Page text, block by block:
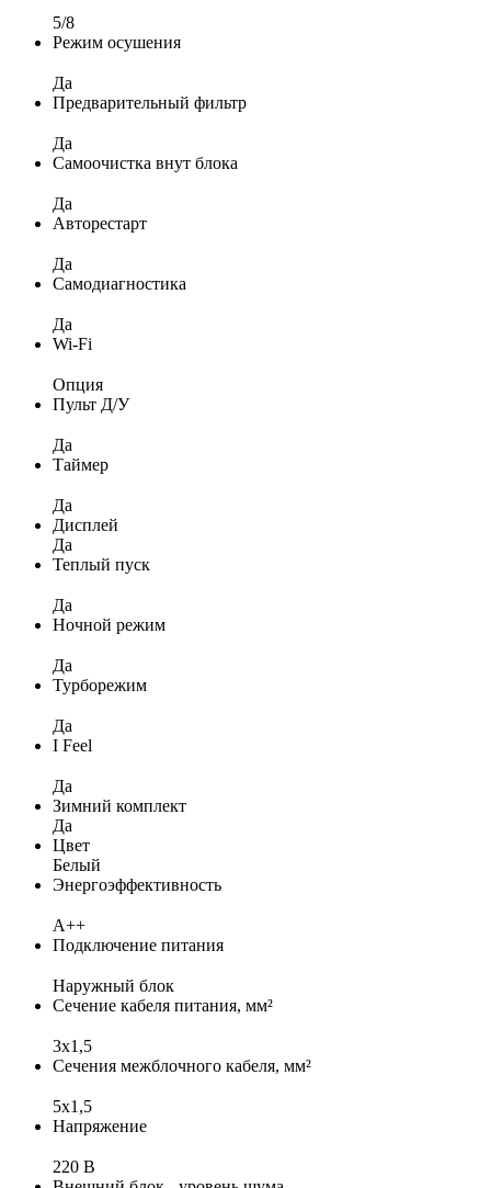
5/8
Режим осушения
Да
Предварительный фильтр
Да
Самоочистка внут блока
Да
Авторестарт
Да
Самодиагностика
Да
Wi-Fi
Опция
Пульт Д/У
Да
Таймер
Да
Дисплей
Да
Теплый пуск
Да
Ночной режим
Да
Турборежим
Да
I Feel
Да
Зимний комплект
Да
Цвет
Белый
Энергоэффективность
A++
Подключение питания
Наружный блок
Сечение кабеля питания, мм²
3x1,5
Сечения межблочного кабеля, мм²
5x1,5
Напряжение
220 В